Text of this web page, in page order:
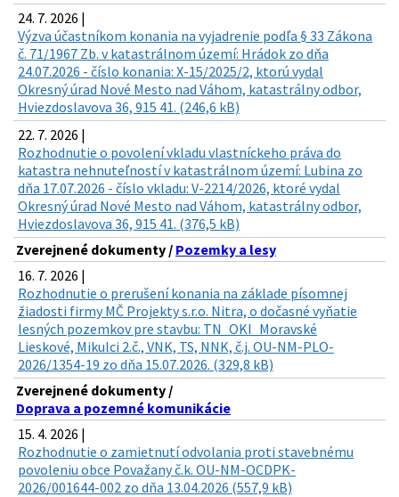
24. 7. 2026 |
Výzva účastníkom konania na vyjadrenie podľa § 33 Zákona
č. 71/1967 Zb. v katastrálnom území: Hrádok zo dňa
24.07.2026 - číslo konania: X-15/2025/2, ktorú vydal
Okresný úrad Nové Mesto nad Váhom, katastrálny odbor,
Hviezdoslavova 36, 915 41. (246,6 kB)
22. 7. 2026 |
Rozhodnutie o povolení vkladu vlastníckeho práva do
katastra nehnuteľností v katastrálnom území: Lubina zo
dňa 17.07.2026 - číslo vkladu: V-2214/2026, ktoré vydal
Okresný úrad Nové Mesto nad Váhom, katastrálny odbor,
Hviezdoslavova 36, 915 41. (376,5 kB)
Zverejnené dokumenty / Pozemky a lesy
16. 7. 2026 |
Rozhodnutie o prerušení konania na základe písomnej
žiadosti firmy MČ Projekty s.r.o. Nitra, o dočasné vyňatie
lesných pozemkov pre stavbu: TN_OKI_Moravské
Lieskové, Mikulci 2.č., VNK, TS, NNK, č.j. OU-NM-PLO-
2026/1354-19 zo dňa 15.07.2026. (329,8 kB)
Zverejnené dokumenty /
Doprava a pozemné komunikácie
15. 4. 2026 |
Rozhodnutie o zamietnutí odvolania proti stavebnému
povoleniu obce Považany č.k. OU-NM-OCDPK-
2026/001644-002 zo dňa 13.04.2026 (557,9 kB)